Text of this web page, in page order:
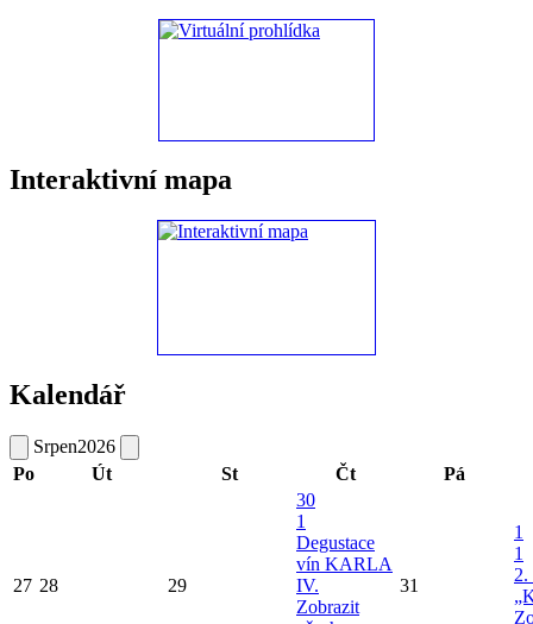
Interaktivní mapa
Kalendář
Srpen2026
Po
Út St Čt Pá
27 28 29
30
1
Degustace
vín KARLA
IV.
Zobrazit
31
1
1
2.